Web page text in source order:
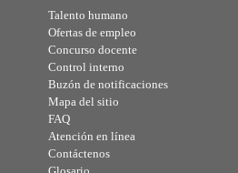
Talento humano
Ofertas de empleo
Concurso docente
Control interno
Buzón de notificaciones
Mapa del sitio
FAQ
Atención en línea
Contáctenos